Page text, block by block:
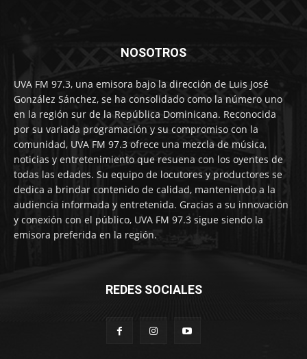
NOSOTROS
UVA FM 97.3, una emisora bajo la dirección de Luis José
González Sánchez, se ha consolidado como la número uno
en la región sur de la República Dominicana. Reconocida
por su variada programación y su compromiso con la
comunidad, UVA FM 97.3 ofrece una mezcla de música,
noticias y entretenimiento que resuena con los oyentes de
todas las edades. Su equipo de locutores y productores se
dedica a brindar contenido de calidad, manteniendo a la
audiencia informada y entretenida. Gracias a su innovación
y conexión con el público, UVA FM 97.3 sigue siendo la
emisora preferida en la región.
REDES SOCIALES